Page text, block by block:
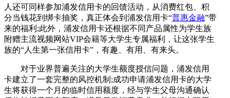
人还可同样参加浦发信用卡的回馈活动，从消费红包、积
分当钱花到绑卡抽奖，真正体会到浦发信用卡“普惠金融”带
来的福利;此外，浦发信用卡还根据不同产品属性为学生族
附赠主流视频网站VIP会籍等大学生专属福利，让这张学生
族的“人生第一张信用卡”，有趣、有用、有来头。
对于业界普遍关注的大学生额度授信问题，浦发信用
卡建立了一套完整的风控机制;成功申请浦发信用卡的大学
生将获得一个月的临时信用额度，经与学生父母沟通确认